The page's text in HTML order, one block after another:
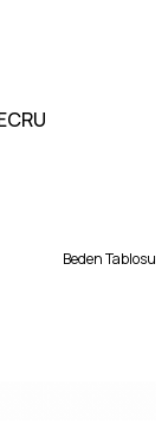
Beden Tablosu